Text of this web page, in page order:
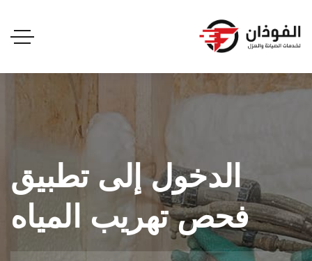
الدخول إلى تطبيق
فحص تهريب المياه